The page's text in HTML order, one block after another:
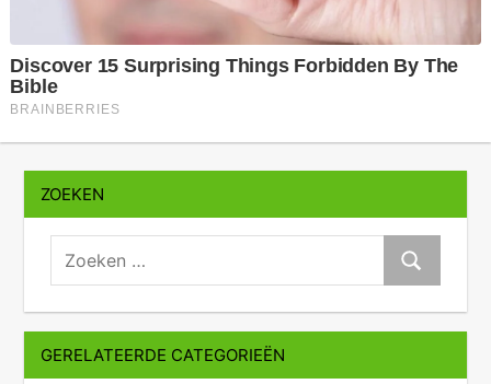
ZOEKEN
zoeken:
Zoeken
GERELATEERDE CATEGORIEËN